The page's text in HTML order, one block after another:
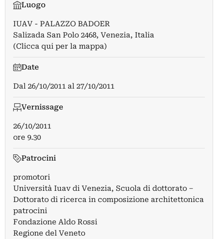
Luogo
IUAV - PALAZZO BADOER
Salizada San Polo 2468, Venezia, Italia
(Clicca qui per la mappa)
Date
Dal 26/10/2011 al 27/10/2011
Vernissage
26/10/2011
ore 9.30
Patrocini
promotori
Università Iuav di Venezia, Scuola di dottorato –
Dottorato di ricerca in composizione architettonica
patrocini
Fondazione Aldo Rossi
Regione del Veneto